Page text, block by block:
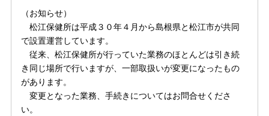
（お知らせ）
松江保健所は平成３０年４月から島根県と松江市が共同
で設置運営しています。
従来、松江保健所が行っていた業務のほとんどは引き続
き同じ場所で行いますが、一部取扱いが変更になったもの
があります。
変更となった業務、手続きについてはお問合せくださ
い。